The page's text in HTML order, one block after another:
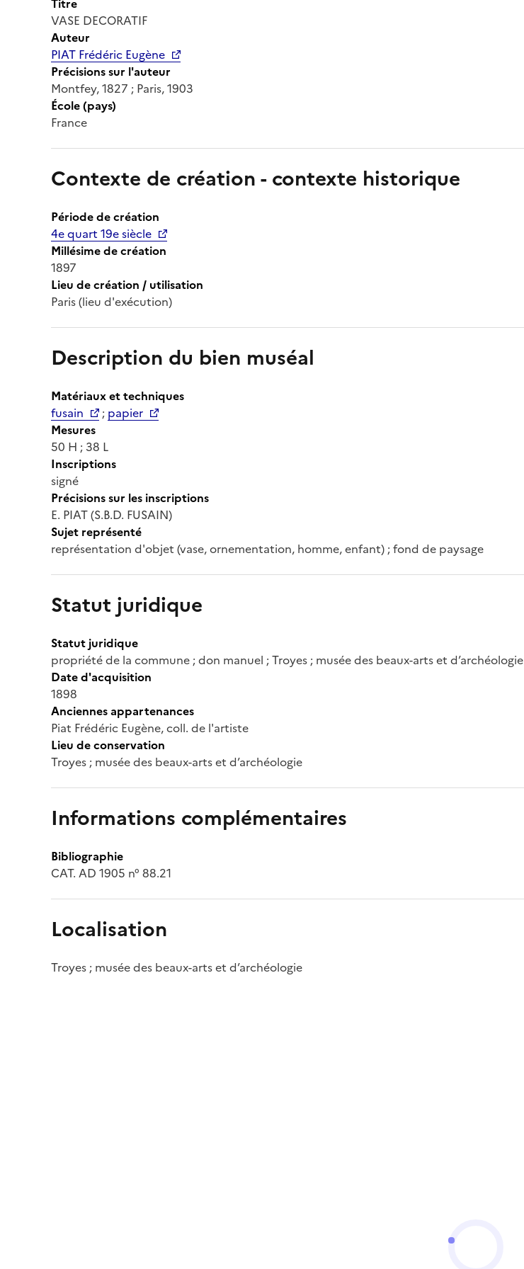
VASE DECORATIF
Auteur
PIAT Frédéric Eugène
Précisions sur l'auteur
Montfey, 1827 ; Paris, 1903
École (pays)
France
Contexte de création - contexte historique
Période de création
4e quart 19e siècle
Millésime de création
1897
Lieu de création / utilisation
Paris (lieu d'exécution)
Description du bien muséal
Matériaux et techniques
fusain
; papier
Mesures
50 H ; 38 L
Inscriptions
signé
Précisions sur les inscriptions
E. PIAT (S.B.D. FUSAIN)
Sujet représenté
représentation d'objet (vase, ornementation, homme, enfant) ; fond de paysage
Statut juridique
Statut juridique
propriété de la commune ; don manuel ; Troyes ; musée des beaux-arts et d’archéologie
Date d'acquisition
1898
Anciennes appartenances
Piat Frédéric Eugène, coll. de l'artiste
Lieu de conservation
Troyes ; musée des beaux-arts et d’archéologie
Informations complémentaires
Bibliographie
CAT. AD 1905 n° 88.21
Localisation
Troyes ; musée des beaux-arts et d’archéologie